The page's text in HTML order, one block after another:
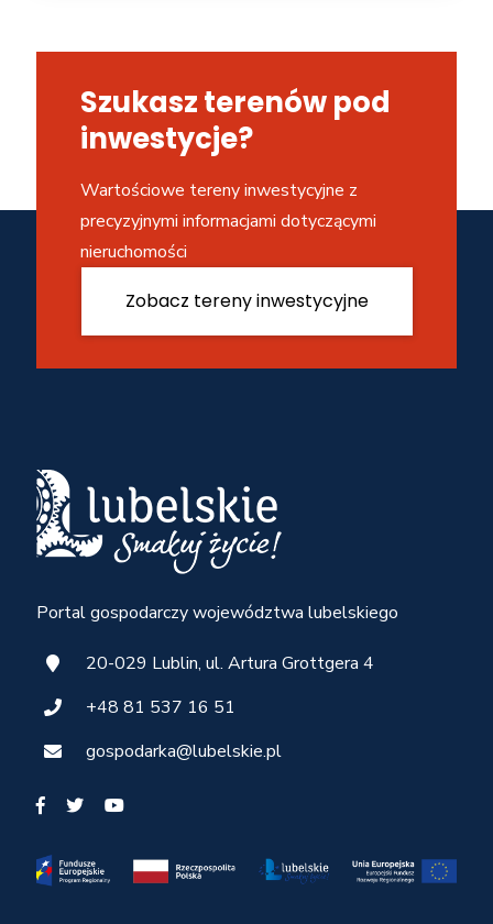
Szukasz terenów pod
inwestycje?
Wartościowe tereny inwestycyjne z
precyzyjnymi informacjami dotyczącymi
nieruchomości
Zobacz tereny inwestycyjne
Portal gospodarczy województwa lubelskiego
20-029 Lublin, ul. Artura Grottgera 4
+48 81 537 16 51
gospodarka@lubelskie.pl